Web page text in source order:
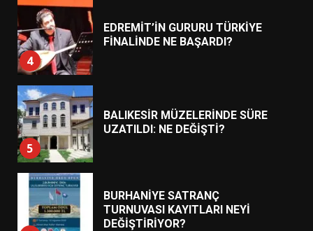
5
BALIKESİR MÜZELERİNDE SÜRE
UZATILDI: NE DEĞİŞTİ?
6
BURHANİYE SATRANÇ
TURNUVASI KAYITLARI NEYİ
DEĞİŞTİRİYOR?
BURHANİYE BELEDİYESPOR’DA
YENİ YÖNETİM NASIL
ŞEKİLLENDİ?